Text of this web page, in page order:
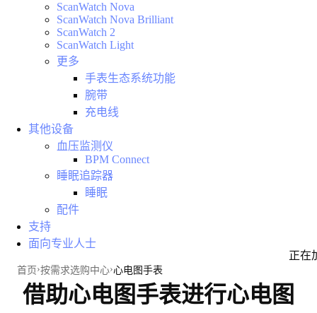
正在
ScanWatch Nova
ScanWatch Nova Brilliant
ScanWatch 2
ScanWatch Light
更多
手表生态系统功能
腕带
充电线
其他设备
血压监测仪
BPM Connect
睡眠追踪器
睡眠
配件
支持
面向专业人士
首页 按需求选购中心 心电图手表
借助心电图手表进行心电图